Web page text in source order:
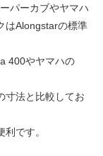
パーカブやヤマハ
はAlongstarの標準
400やヤマハの
寸法と比較してお
です。